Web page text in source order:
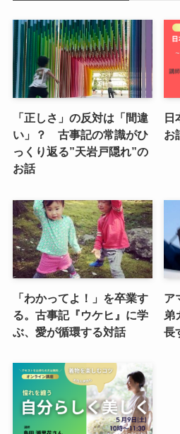
「正しさ」の反対は「間違
い」？ 古事記の常識がひ
っくり返る”天岩戸隠れ”の
お話
日
お
「わかってよ！」を卒業す
る。古事記『ウケヒ』に学
ぶ、愛が循環する対話
ア
弟
長